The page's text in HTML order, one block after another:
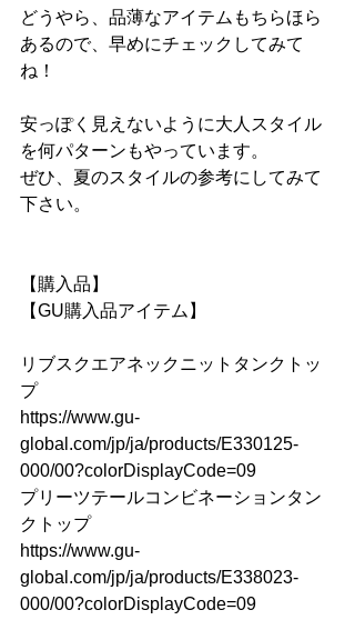
どうやら、品薄なアイテムもちらほら
あるので、早めにチェックしてみて
ね！
安っぽく見えないように大人スタイル
を何パターンもやっています。
ぜひ、夏のスタイルの参考にしてみて
下さい。
【購入品】
【GU購入品アイテム】
リブスクエアネックニットタンクトッ
プ
https://www.gu-
global.com/jp/ja/products/E330125-
000/00?colorDisplayCode=09
プリーツテールコンビネーションタン
クトップ
https://www.gu-
global.com/jp/ja/products/E338023-
000/00?colorDisplayCode=09